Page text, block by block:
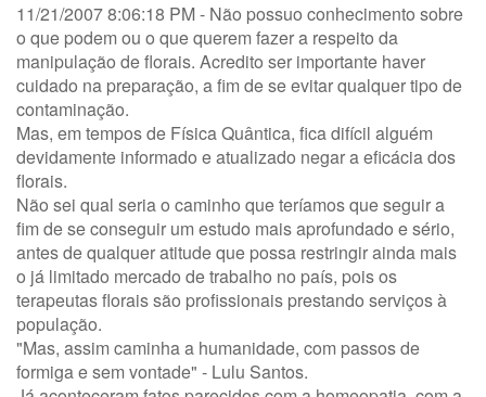
11/21/2007 8:06:18 PM - Não possuo conhecimento sobre
o que podem ou o que querem fazer a respeito da
manipulação de florais. Acredito ser importante haver
cuidado na preparação, a fim de se evitar qualquer tipo de
contaminação.
Mas, em tempos de Física Quântica, fica difícil alguém
devidamente informado e atualizado negar a eficácia dos
florais.
Não sei qual seria o caminho que teríamos que seguir a
fim de se conseguir um estudo mais aprofundado e sério,
antes de qualquer atitude que possa restringir ainda mais
o já limitado mercado de trabalho no país, pois os
terapeutas florais são profissionais prestando serviços à
população.
"Mas, assim caminha a humanidade, com passos de
formiga e sem vontade" - Lulu Santos.